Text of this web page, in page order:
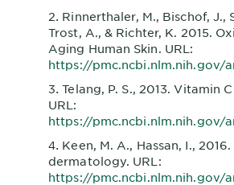
Rinnerthaler, M., Bischof, J.,
Trost, A., & Richter, K. 2015.
Aging Human Skin. URL:
https://pmc.ncbi.nlm.nih.gov/
Telang, P. S., 2013. Vitamin
URL:
https://pmc.ncbi.nlm.nih.gov/
Keen, M. A., Hassan, I.,
dermatology. URL:
https://pmc.ncbi.nlm.nih.gov/